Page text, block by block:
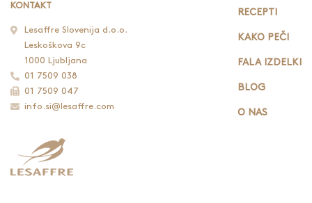
KONTAKT
Lesaffre Slovenija d.o.o.
Leskoškova 9c
1000 Ljubljana
01 7509 038
01 7509 047
info.si@lesaffre.com
RECEPTI
KAKO PEČI
FALA IZDELKI
BLOG
O NAS